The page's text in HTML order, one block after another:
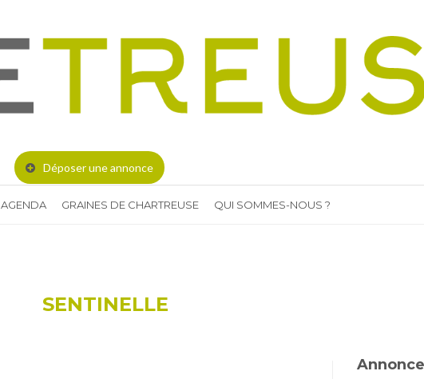
Déposer une annonce
AGENDA GRAINES DE CHARTREUSE QUI SOMMES-NOUS ?
SENTINELLE